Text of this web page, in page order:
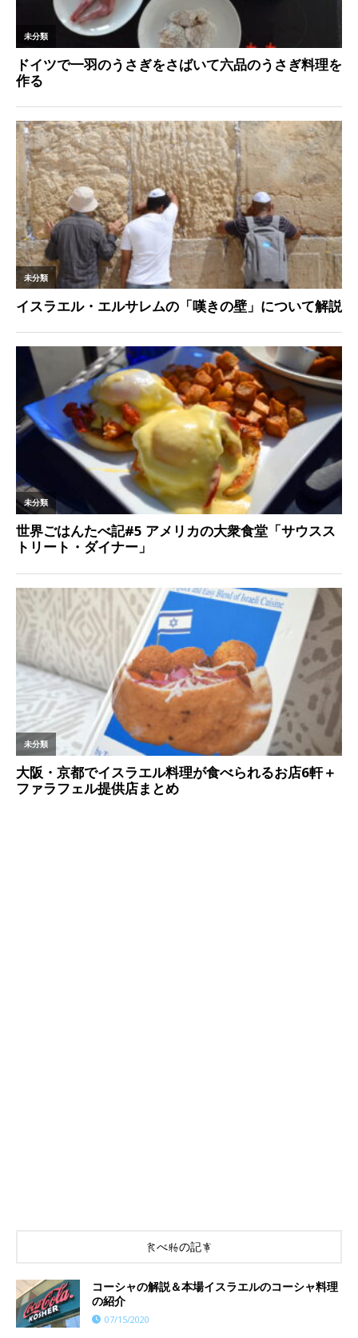
食べ物の記事
コーシャの解説＆本場イスラエルのコーシャ料理
の紹介
07/15/2020